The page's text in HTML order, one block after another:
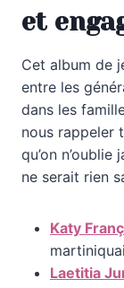
et
Cet album de
entre les
dans les
nous rappeler
qu’on
ne serait rien
Katy
Laetitia